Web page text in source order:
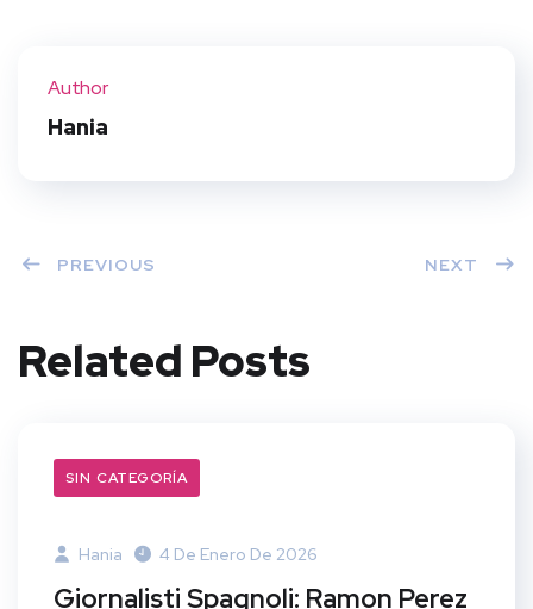
Author
Hania
PREVIOUS NEXT
Related Posts
SIN CATEGORÍA
Hania 4 De Enero De 2026
Giornalisti Spagnoli: Ramon Perez